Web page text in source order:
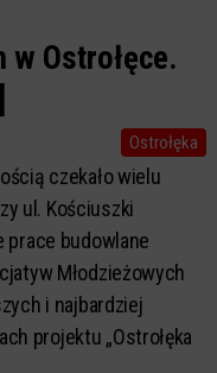
w Ostrołęce.
Ostrołęka
czekało wielu
ul. Kościuszki
prace budowlane
Młodzieżowych
i najbardziej
projektu „Ostrołęka